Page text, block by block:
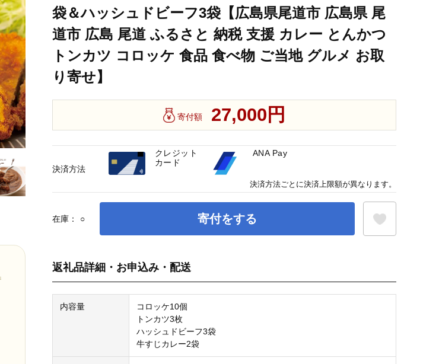
袋＆ハッシュドビーフ3袋【広島県尾道市 広島県 尾
道市 広島 尾道 ふるさと 納税 支援 カレー とんかつ
トンカツ コロッケ 食品 食べ物 ご当地 グルメ お取
り寄せ】
寄付額 27,000円
在庫： ○ 寄付をする
返礼品詳細・お申込み・配送
内容量
コロッケ10個
トンカツ3枚
ハッシュドビーフ3袋
牛すじカレー2袋
決済方法
クレジット
カード
ANA Pay
決済方法ごとに決済上限額が異なります。